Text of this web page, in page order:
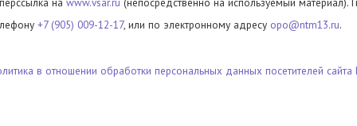
+7 (905) 009-12-17, или по электронному адресу opo@ntm13.ru.
в отношении обработки персональных данных посетителей